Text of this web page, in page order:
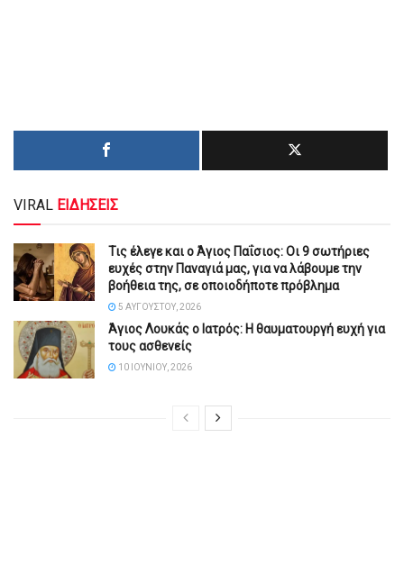
VIRAL ΕΙΔΗΣΕΙΣ
Τις έλεγε και ο Άγιος Παΐσιος: Οι 9 σωτήριες
ευχές στην Παναγιά μας, για να λάβουμε την
βοήθεια της, σε οποιοδήποτε πρόβλημα
5 ΑΥΓΟΎΣΤΟΥ, 2026
Άγιος Λουκάς ο Ιατρός: Η θαυματουργή ευχή για
τους ασθενείς
10 ΙΟΥΝΊΟΥ, 2026